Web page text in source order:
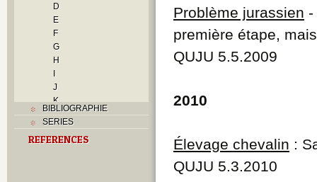
D
E
F
G
H
I
J
K
L
M
N
BIBLIOGRAPHIE
SERIES
REFERENCES
Problème jurassien -
première étape,
QUJU 5.5.2009
2010
Élevage chevalin :
QUJU 5.3.2010